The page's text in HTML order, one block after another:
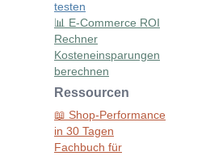
testen
📊 E-Commerce ROI
Rechner
Kosteneinsparungen
berechnen
Ressourcen
📖 Shop-Performance
in 30 Tagen
Fachbuch für